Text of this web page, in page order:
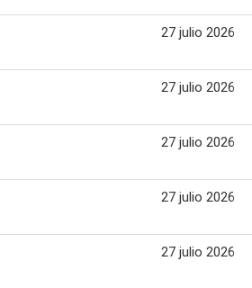
27 julio 2026
27 julio 2026
27 julio 2026
27 julio 2026
27 julio 2026